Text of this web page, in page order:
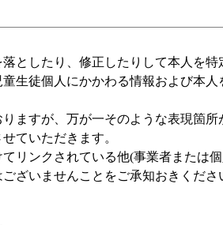
としたり、修正したりして本人を特
生徒個人にかかわる情報および本
ますが、万が一そのような表現箇所
ていただきます。
リンクされている他(事業者または
ざいませんことをご承知おきくださ